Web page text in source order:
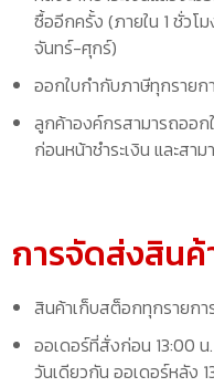
ซื้ออีกครั้ง (ภายใน 1 ชั่วโ
จันทร์-ศุกร์)
ออกใบกำกับภาษีทุกรายก
ลูกค้าองค์กรสามารถออก
ก่อนหน้าชำระเงิน และสา
การจัดส่งสินค้
สินค้าเก็บสต็อกทุกรายก
ออเดอร์ที่สั่งก่อน 13:00
วันเดียวกัน ออเดอร์หลัง